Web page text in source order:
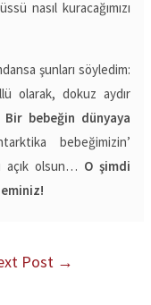
nasıl kuracağımızı
şunları söyledim:
olarak, dokuz aydır
Bir bebeğin dünyaya
bebeğimizin’
açık olsun… O şimdi
Post →